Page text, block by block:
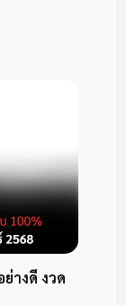
ย่างดี งวด